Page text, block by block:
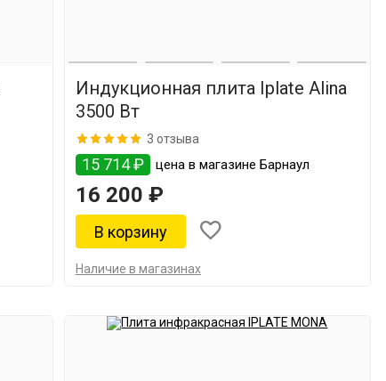
Индукционная плита Iplate Alina
3500 Вт
3 отзыва
15 714 ₽ цена в магазине Барнаул
16 200 ₽
Наличие в магазинах